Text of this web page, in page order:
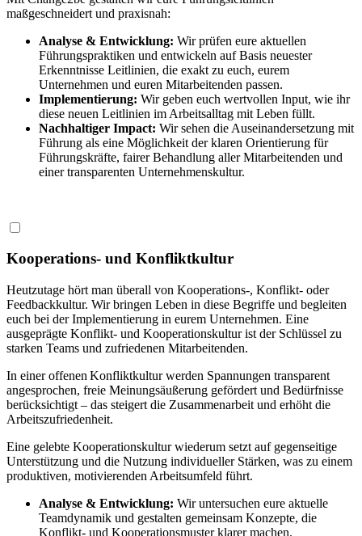
maßgeschneidert und praxisnah:
Analyse & Entwicklung: Wir prüfen eure aktuellen
Führungspraktiken und entwickeln auf Basis neuester
Erkenntnisse Leitlinien, die exakt zu euch, eurem
Unternehmen und euren Mitarbeitenden passen.
Implementierung: Wir geben euch wertvollen Input, wie ihr
diese neuen Leitlinien im Arbeitsalltag mit Leben füllt.
Nachhaltiger Impact: Wir sehen die Auseinandersetzung mit
Führung als eine Möglichkeit der klaren Orientierung für
Führungskräfte, fairer Behandlung aller Mitarbeitenden und
einer transparenten Unternehmenskultur.
Kooperations- und Konfliktkultur
Heutzutage hört man überall von Kooperations-, Konflikt- oder
Feedbackkultur. Wir bringen Leben in diese Begriffe und begleiten
euch bei der Implementierung in eurem Unternehmen. Eine
ausgeprägte Konflikt- und Kooperationskultur ist der Schlüssel zu
starken Teams und zufriedenen Mitarbeitenden.
In einer offenen Konfliktkultur werden Spannungen transparent
angesprochen, freie Meinungsäußerung gefördert und Bedürfnisse
berücksichtigt – das steigert die Zusammenarbeit und erhöht die
Arbeitszufriedenheit.
Eine gelebte Kooperationskultur wiederum setzt auf gegenseitige
Unterstützung und die Nutzung individueller Stärken, was zu einem
produktiven, motivierenden Arbeitsumfeld führt.
Analyse & Entwicklung: Wir untersuchen eure aktuelle
Teamdynamik und gestalten gemeinsam Konzepte, die
Konflikt‑ und Kooperationsmuster klarer machen.